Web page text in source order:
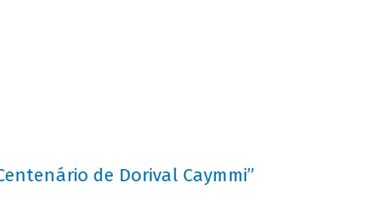
de Dorival Caymmi”